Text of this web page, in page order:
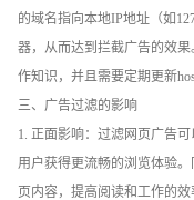
的域名指向本地IP地址（如
器，从而达到拦截广告的效
作知识，并且需要定期更新
三、广告过滤的影响
1. 正面影响：过滤网页广告
用户获得更流畅的浏览体验
页内容，提高阅读和工作的